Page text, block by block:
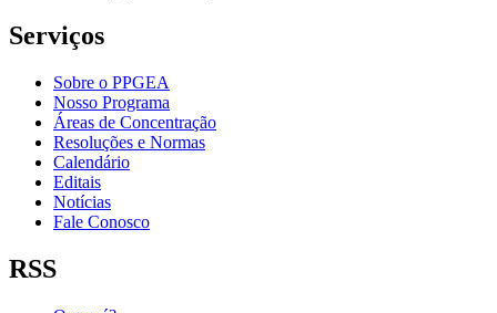
Serviços
Sobre o PPGEA
Nosso Programa
Áreas de Concentração
Resoluções e Normas
Calendário
Editais
Notícias
Fale Conosco
RSS